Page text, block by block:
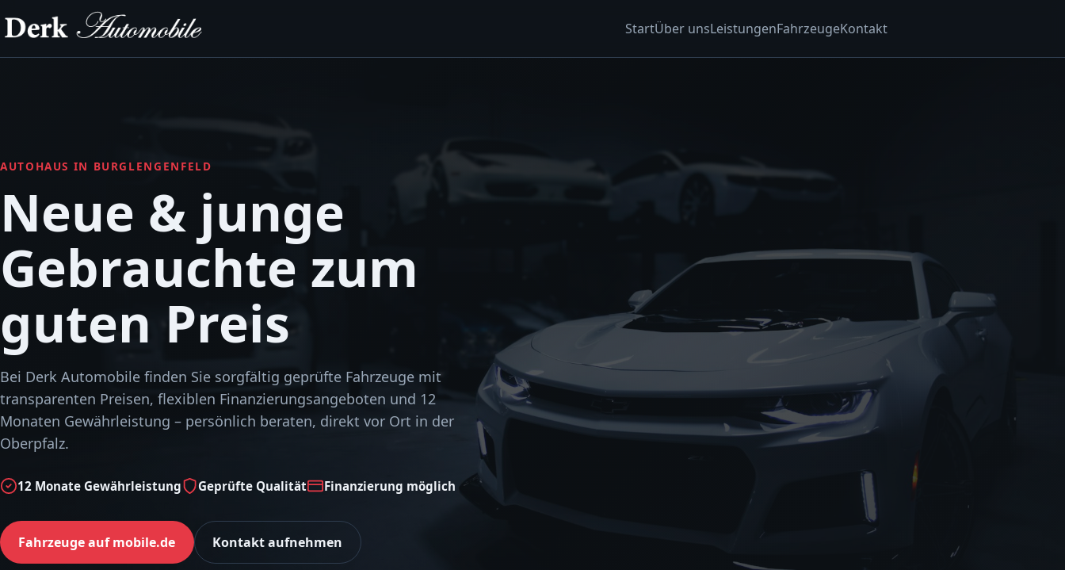
StartÜber unsLeistungenFahrzeugeKontakt
AUTOHAUS IN BURGLENGENFELD
Neue & junge
Gebrauchte zum
guten Preis
Bei Derk Automobile finden Sie sorgfältig geprüfte Fahrzeuge mit
transparenten Preisen, flexiblen Finanzierungsangeboten und 12
Monaten Gewährleistung – persönlich beraten, direkt vor Ort in der
Oberpfalz.
12 Monate Gewährleistung Geprüfte Qualität Finanzierung möglich
Fahrzeuge auf mobile.de Kontakt aufnehmen